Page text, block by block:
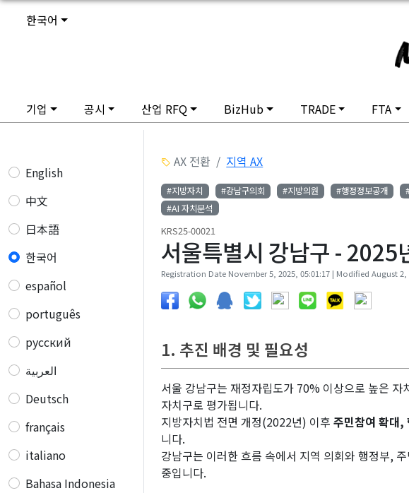
한국어
기업 공시 산업 RFQ BizHub TRADE FTA
English
中文
日本語
한국어
español
português
русский
العربية
Deutsch
français
italiano
Bahasa Indonesia
AX 전환 지역 AX
#지방자치 #강남구의회 #지방의원 #행정정보공개
#AI 자치분석
KRS25-00021
서울특별시 강남구 -
Registration Date November 5, 2025, 05:01:17 | Modified August 2,
1. 추진 배경 및 필요성
서울 강남구는 재정자립도가 70% 이상으로 높은
자치구로 평가됩니다.
지방자치법 전면 개정(2022년) 이후주민참여 확대,
니다.
강남구는 이러한 흐름 속에서 지역 의회와 행정부,
중입니다.